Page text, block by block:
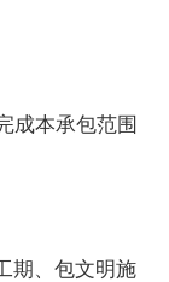
成本承包范围
期、包文明施